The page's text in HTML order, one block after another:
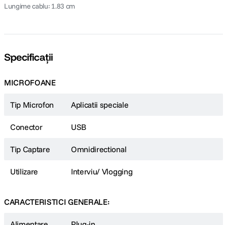
Lungime cablu: 1.83 cm
Specificații
MICROFOANE
Tip Microfon Aplicatii speciale
Conector USB
Tip Captare Omnidirectional
Utilizare Interviu/ Vlogging
CARACTERISTICI GENERALE: